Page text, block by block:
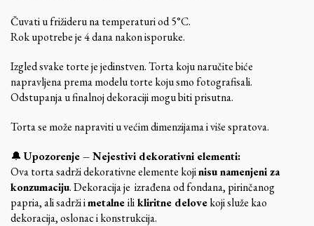
Čuvati u frižideru na temperaturi od 5°C.
Rok upotrebe je 4 dana nakon isporuke.
Izgled svake torte je jedinstven. Torta koju naručite biće
napravljena prema modelu torte koju smo fotografisali.
Odstupanja u finalnoj dekoraciji mogu biti prisutna.
Torta se može napraviti u većim dimenzijama i više spratova.
🔔 Upozorenje – Nejestivi dekorativni elementi:
Ova torta sadrži dekorativne elemente kojinisu namenjeni za
konzumaciju. Dekoracija je izrađena od fondana, pirinčanog
papria, ali sadrži imetalneilikliritne delovekoji služe kao
dekoracija, oslonac i konstrukcija.